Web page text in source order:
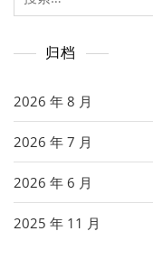
索：
归档
2026 年 8 月
2026 年 7 月
2026 年 6 月
2025 年 11 月